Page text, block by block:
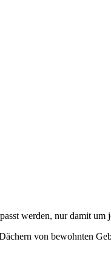
werden, nur damit
von bewohnten